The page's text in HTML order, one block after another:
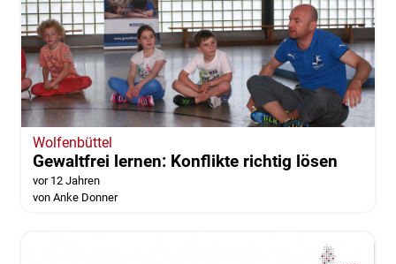
Wolfenbüttel
Gewaltfrei lernen: Konflikte richtig lösen
vor 12 Jahren
von Anke Donner